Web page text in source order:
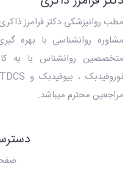
مطب روانپزشکی دکتر فرامرز
مشاوره روانشناسی با بهره
متخصصین روانشناس با به
مراجعین محترم میباشد.